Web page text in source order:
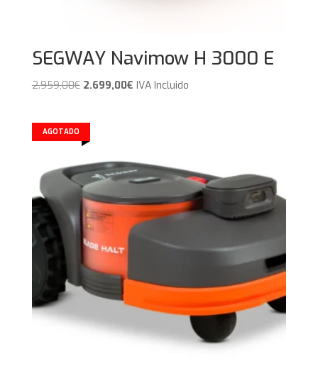
SEGWAY Navimow H 3000 E
2.959,00€ El
2.959,00€.
2.699,00€ElIVA Incluido
AGOTADO